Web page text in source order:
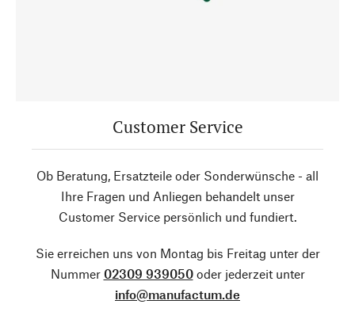
Customer Service
Ob Beratung, Ersatzteile oder Sonderwünsche - all
Ihre Fragen und Anliegen behandelt unser
Customer Service persönlich und fundiert.
Sie erreichen uns von Montag bis Freitag unter der
Nummer 02309 939050oder jederzeit unter
info@manufactum.de